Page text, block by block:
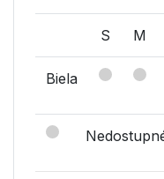
S M
Biela